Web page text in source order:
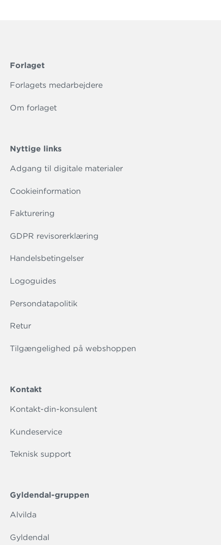
Forlaget
Forlagets medarbejdere
Om forlaget
Nyttige links
Adgang til digitale materialer
Cookieinformation
Fakturering
GDPR revisorerklæring
Handelsbetingelser
Logoguides
Persondatapolitik
Retur
Tilgængelighed på webshoppen
Kontakt
Kontakt-din-konsulent
Kundeservice
Teknisk support
Gyldendal-gruppen
Alvilda
Gyldendal